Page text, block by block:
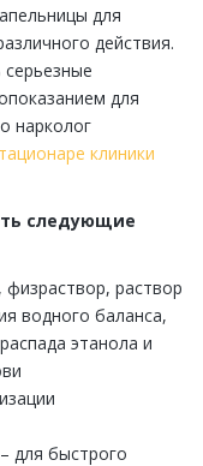
для
действия.
для
нарколог
клиники
следующие
раствор
водного баланса,
этанола и
для быстрого